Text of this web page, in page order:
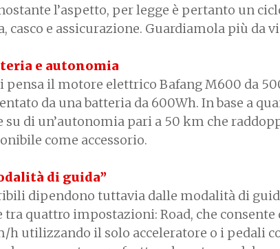
l’aspetto, per legge è pertanto un
casco e assicurazione. Guardiamola più da
e autonomia
pensa il motore elettrico Bafang M600 da
da una batteria da 600Wh. In base a
su di un’autonomia pari a 50 km che
come accessorio.
di guida”
dipendono tuttavia dalle modalità di
tra quattro impostazioni: Road, che
h utilizzando il solo acceleratore o i pedali